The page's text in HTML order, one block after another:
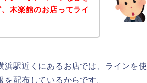
木楽館のお店ってライ
浜駅近くにあるお店では、ラインを使
配布しているからです。